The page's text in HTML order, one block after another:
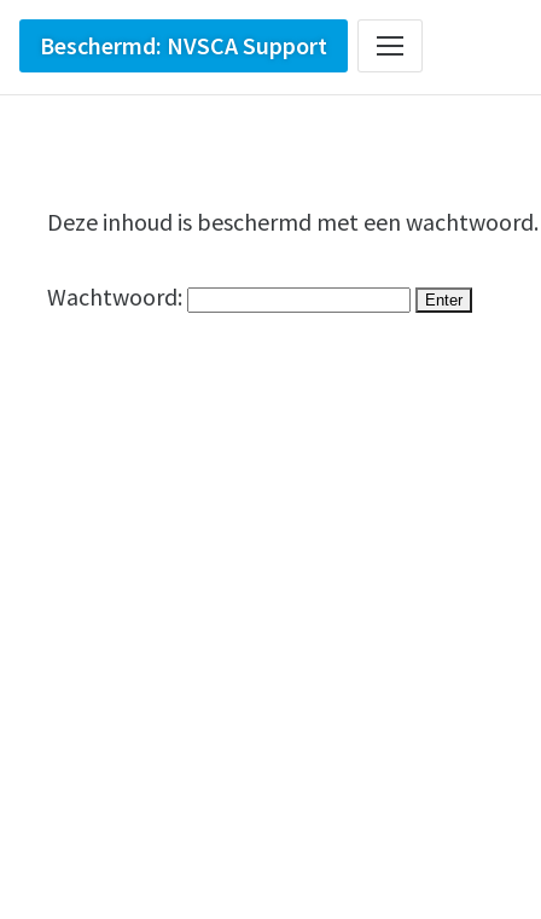
Beschermd: NVSCA Support
Deze inhoud is beschermd met een
Wachtwoord: